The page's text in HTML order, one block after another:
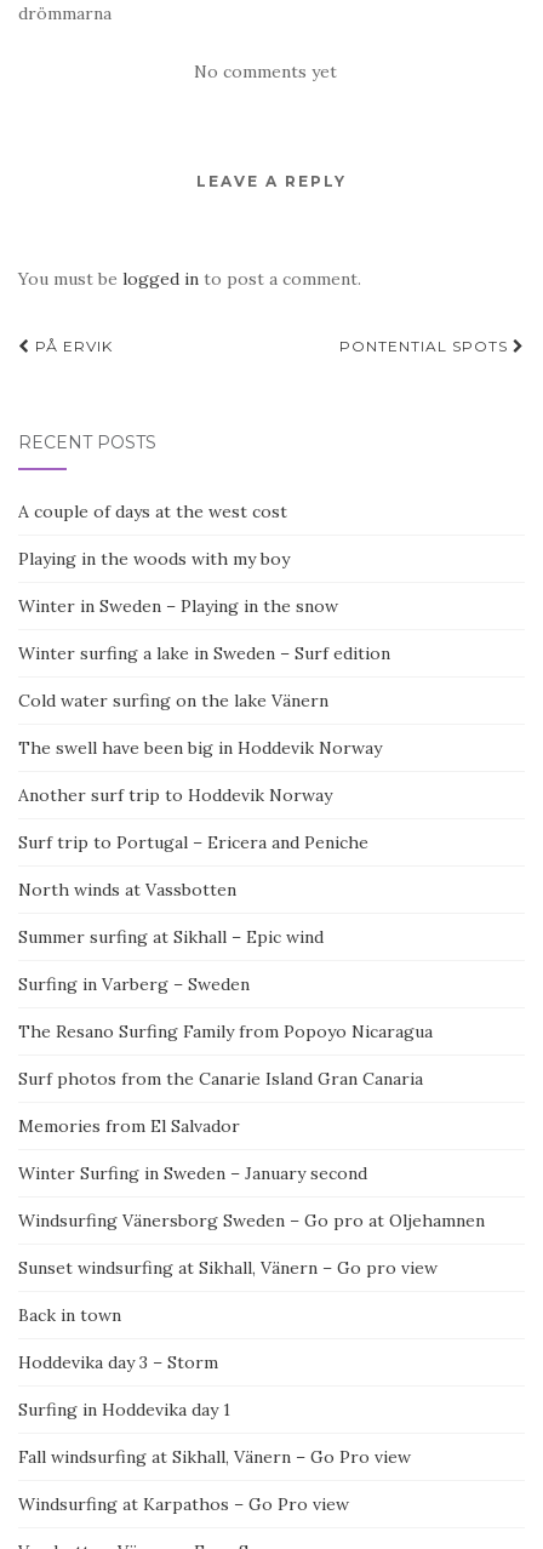
drömmarna
No comments yet
LEAVE A REPLY
You must be logged in to post a comment.
Post
PÅ ERVIK PONTENTIAL SPOTS
RECENT POSTS
A couple of days at the west cost
Playing in the woods with my boy
Winter in Sweden – Playing in the snow
Winter surfing a lake in Sweden – Surf edition
Cold water surfing on the lake Vänern
The swell have been big in Hoddevik Norway
Another surf trip to Hoddevik Norway
Surf trip to Portugal – Ericera and Peniche
North winds at Vassbotten
Summer surfing at Sikhall – Epic wind
Surfing in Varberg – Sweden
The Resano Surfing Family from Popoyo Nicaragua
Surf photos from the Canarie Island Gran Canaria
Memories from El Salvador
Winter Surfing in Sweden – January second
Windsurfing Vänersborg Sweden – Go pro at Oljehamnen
Sunset windsurfing at Sikhall, Vänern – Go pro view
Back in town
Hoddevika day 3 – Storm
Surfing in Hoddevika day 1
Fall windsurfing at Sikhall, Vänern – Go Pro view
Windsurfing at Karpathos – Go Pro view